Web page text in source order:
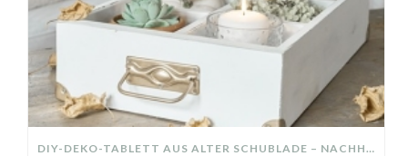
DIY-DEKO-TABLETT AUS ALTER SCHUBLADE – NACHHALTIGE HERBSTDEKO SELBER MACHEN!